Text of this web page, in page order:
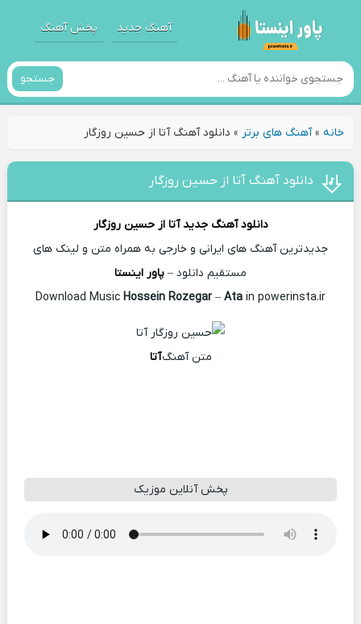
آهنگ جدید پخش آهنگ
جستجو
خانه»آهنگ های برتر » دانلود آهنگ آتا از حسین روزگار
دانلود آهنگ آتا از حسین روزگار
دانلود آهنگ جدید آتا ازحسین روزگار
جدیدترین آهنگ های ایرانی و خارجی به همراه متن و لینک های
مستقیم دانلود – پاور اینستا
Download Music
Hossein Rozegar– Ata in powerinsta.ir
متن آهنگآتا
پخش آنلاین موزیک